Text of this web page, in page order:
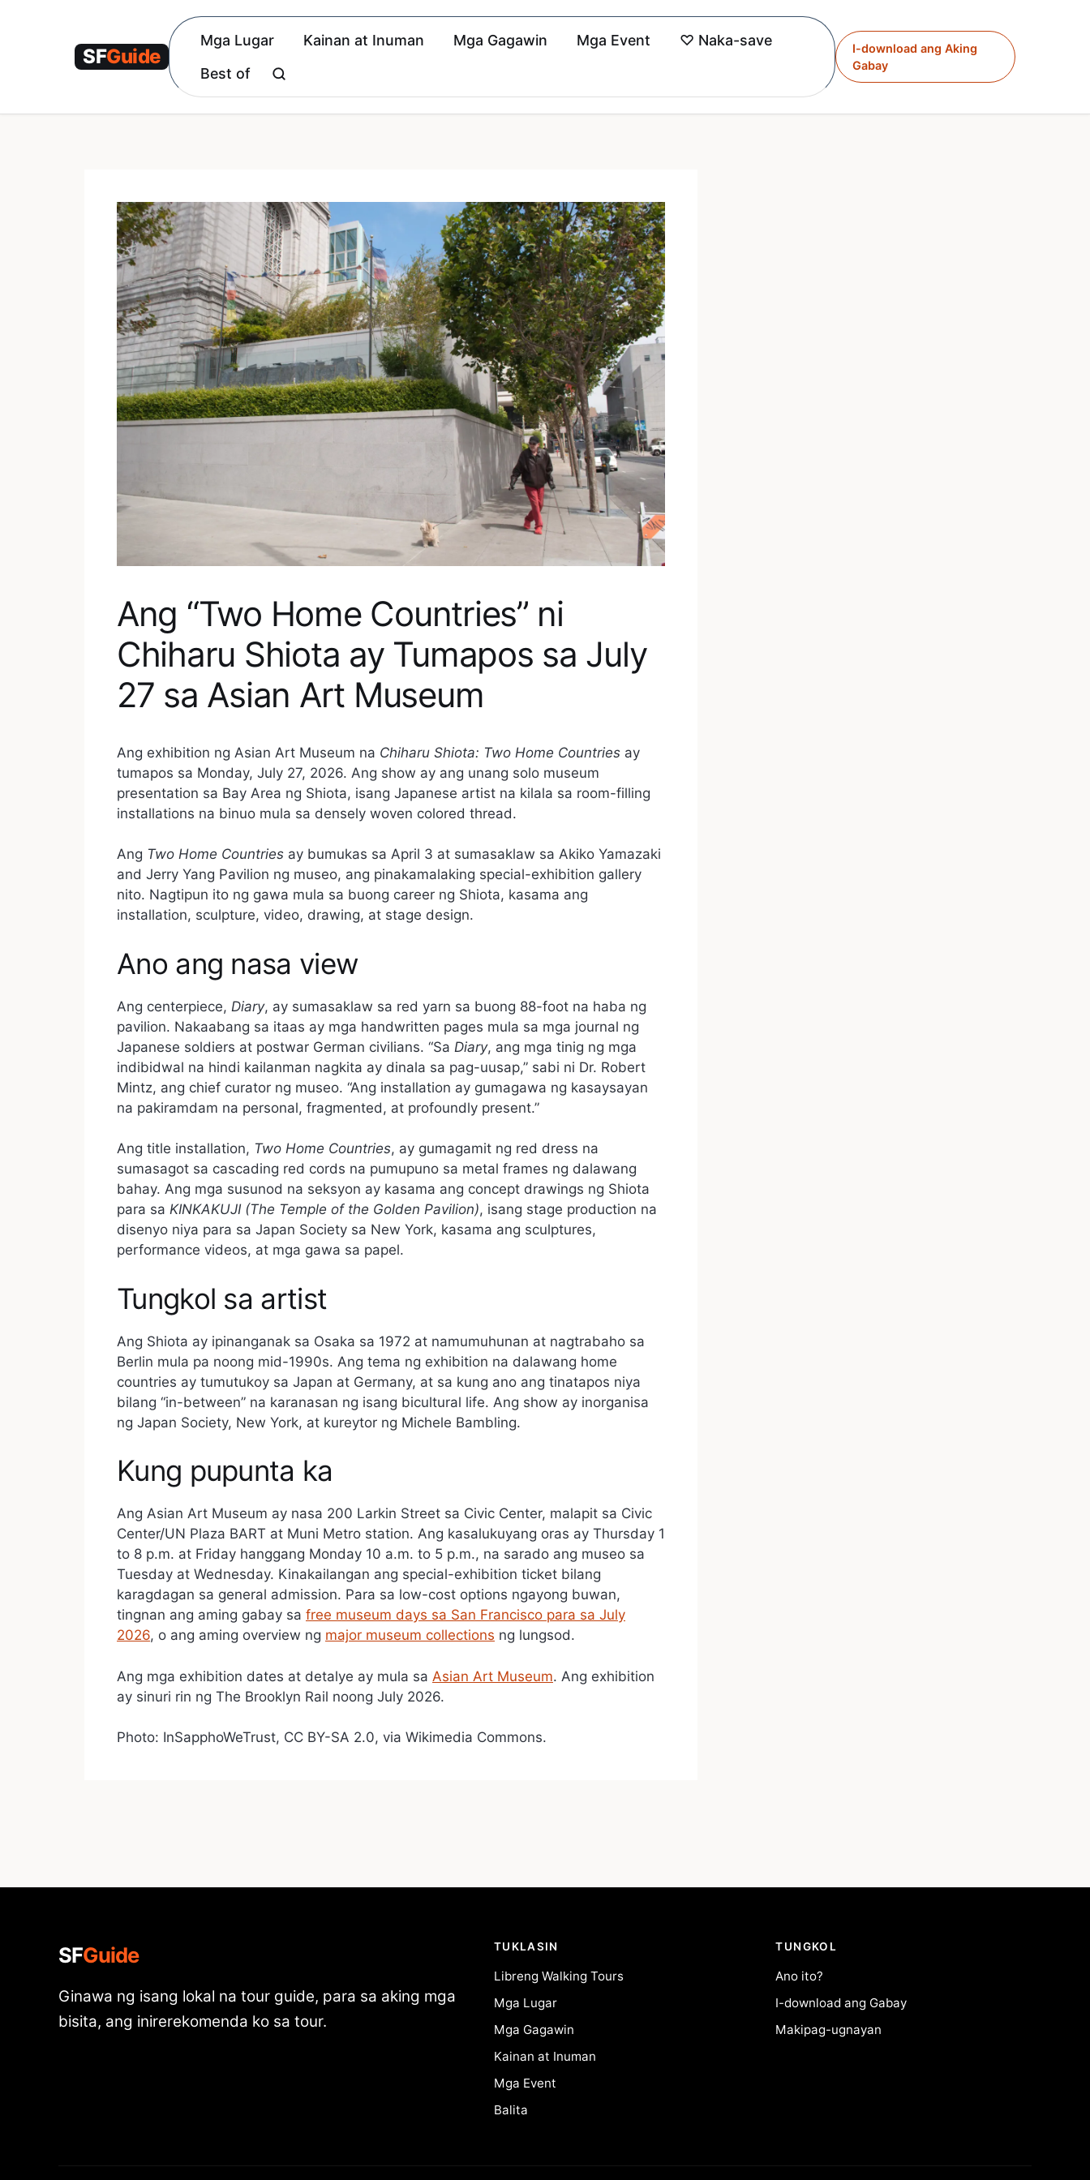
Mga Lugar Kainan at Inuman Mga Gagawin Mga Event ♡ Naka-save
Best of
I-download ang Aking
Gabay
Ang “Two Home Countries” ni
Chiharu Shiota ay Tumapos sa July
27 sa Asian Art Museum
Ang exhibition ng Asian Art Museum na Chiharu Shiota: Two Home Countries ay
tumapos sa Monday, July 27, 2026. Ang show ay ang unang solo museum
presentation sa Bay Area ng Shiota, isang Japanese artist na kilala sa room-filling
installations na binuo mula sa densely woven colored thread.
Ang Two Home Countries ay bumukas sa April 3 at sumasaklaw sa Akiko Yamazaki
and Jerry Yang Pavilion ng museo, ang pinakamalaking special-exhibition gallery
nito. Nagtipun ito ng gawa mula sa buong career ng Shiota, kasama ang
installation, sculpture, video, drawing, at stage design.
Ano ang nasa view
Ang centerpiece, Diary, ay sumasaklaw sa red yarn sa buong 88-foot na haba ng
pavilion. Nakaabang sa itaas ay mga handwritten pages mula sa mga journal ng
Japanese soldiers at postwar German civilians. “Sa Diary, ang mga tinig ng mga
indibidwal na hindi kailanman nagkita ay dinala sa pag-uusap,” sabi ni Dr. Robert
Mintz, ang chief curator ng museo. “Ang installation ay gumagawa ng kasaysayan
na pakiramdam na personal, fragmented, at profoundly present.”
Ang title installation, Two Home Countries, ay gumagamit ng red dress na
sumasagot sa cascading red cords na pumupuno sa metal frames ng dalawang
bahay. Ang mga susunod na seksyon ay kasama ang concept drawings ng Shiota
para sa KINKAKUJI (The Temple of the Golden Pavilion), isang stage production na
disenyo niya para sa Japan Society sa New York, kasama ang sculptures,
performance videos, at mga gawa sa papel.
Tungkol sa artist
Ang Shiota ay ipinanganak sa Osaka sa 1972 at namumuhunan at nagtrabaho sa
Berlin mula pa noong mid-1990s. Ang tema ng exhibition na dalawang home
countries ay tumutukoy sa Japan at Germany, at sa kung ano ang tinatapos niya
bilang “in-between” na karanasan ng isang bicultural life. Ang show ay inorganisa
ng Japan Society, New York, at kureytor ng Michele Bambling.
Kung pupunta ka
Ang Asian Art Museum ay nasa 200 Larkin Street sa Civic Center, malapit sa Civic
Center/UN Plaza BART at Muni Metro station. Ang kasalukuyang oras ay Thursday 1
to 8 p.m. at Friday hanggang Monday 10 a.m. to 5 p.m., na sarado ang museo sa
Tuesday at Wednesday. Kinakailangan ang special-exhibition ticket bilang
karagdagan sa general admission. Para sa low-cost options ngayong buwan,
tingnan ang aming gabay sa free museum days sa San Francisco para sa July
2026, o ang aming overview ng major museum collections ng lungsod.
Ang mga exhibition dates at detalye ay mula sa Asian Art Museum. Ang exhibition
ay sinuri rin ng The Brooklyn Rail noong July 2026.
Photo: InSapphoWeTrust, CC BY-SA 2.0, via Wikimedia Commons.
SFGuide
Ginawa ng isang lokal na tour guide, para sa aking mga
bisita, ang inirerekomenda ko sa tour.
TUKLASIN
Libreng Walking Tours
Mga Lugar
Mga Gagawin
Kainan at Inuman
Mga Event
Balita
TUNGKOL
Ano ito?
I-download ang Gabay
Makipag-ugnayan